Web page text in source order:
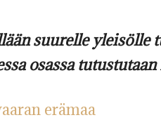
suurelle
osassa
erämaa